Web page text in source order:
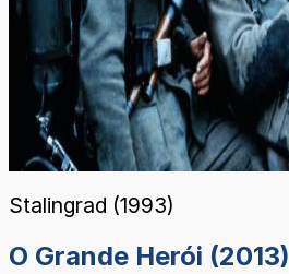
Stalingrad (1993)
O Grande Herói (2013)